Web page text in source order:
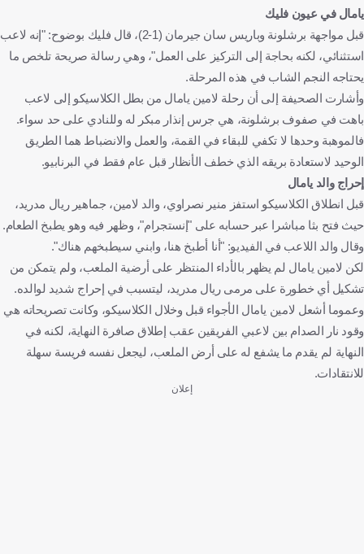
يامال في عيون فليك
قبل مواجهة برشلونة وباريس سان جيرمان (1-2)، قال فليك بوضوح: "إنه لاعب
استثنائي، لكنه بحاجة إلى التركيز على العمل"، وهي رسالة صريحة تلخص ما
يحتاجه النجم الشاب في هذه المرحلة.
وأشارت الصحيفة إلى أن رحلة لامين يامال من بطل الكلاسيكو إلى لاعب
باهت في صفوف برشلونة، هي جرس إنذار مبكر له وللنادي على حد سواء.
فالموهبة وحدها لا تكفي للبقاء في القمة، والعمل والانضباط هما الطريق
الوحيد لاستعادة بريقه الذي خطف الأنظار قبل عام فقط في البرنابيو.
إحراج والد يامال
قبل انطلاق الكلاسيكو استفز منير نصراوي، والد لامين، جماهير ريال مدريد،
حيث فتح بثا مباشرا عبر حسابه على "إنستجرام"، وظهر فيه وهو يطبخ الطعام.
وقال والد اللاعب في الفيديو: "أنا أطبخ هنا، وابني سيطبخهم هناك".
لكن لامين يامال لم يظهر بالأداء المنتظر على أرضية الملعب، ولم يتمكن من
تشكيل أي خطورة على مرمى ريال مدريد، ليتسبب في إحراج شديد لوالده.
وعموما أشعل لامين يامال الأجواء قبل وخلال الكلاسيكو، وكانت تصريحاته هي
وقود نار الصدام بين لاعبي الفريقين عقب إطلاق صافرة النهاية، لكنه في
النهاية لم يقدم ما يشفع له على أرض الملعب، ليجعل نفسه فريسة سهلة
للانتقادات.
إعلان